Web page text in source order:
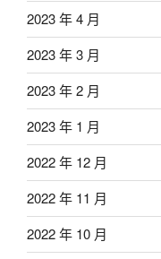
2023 年 4 月
2023 年 3 月
2023 年 2 月
2023 年 1 月
2022 年 12 月
2022 年 11 月
2022 年 10 月